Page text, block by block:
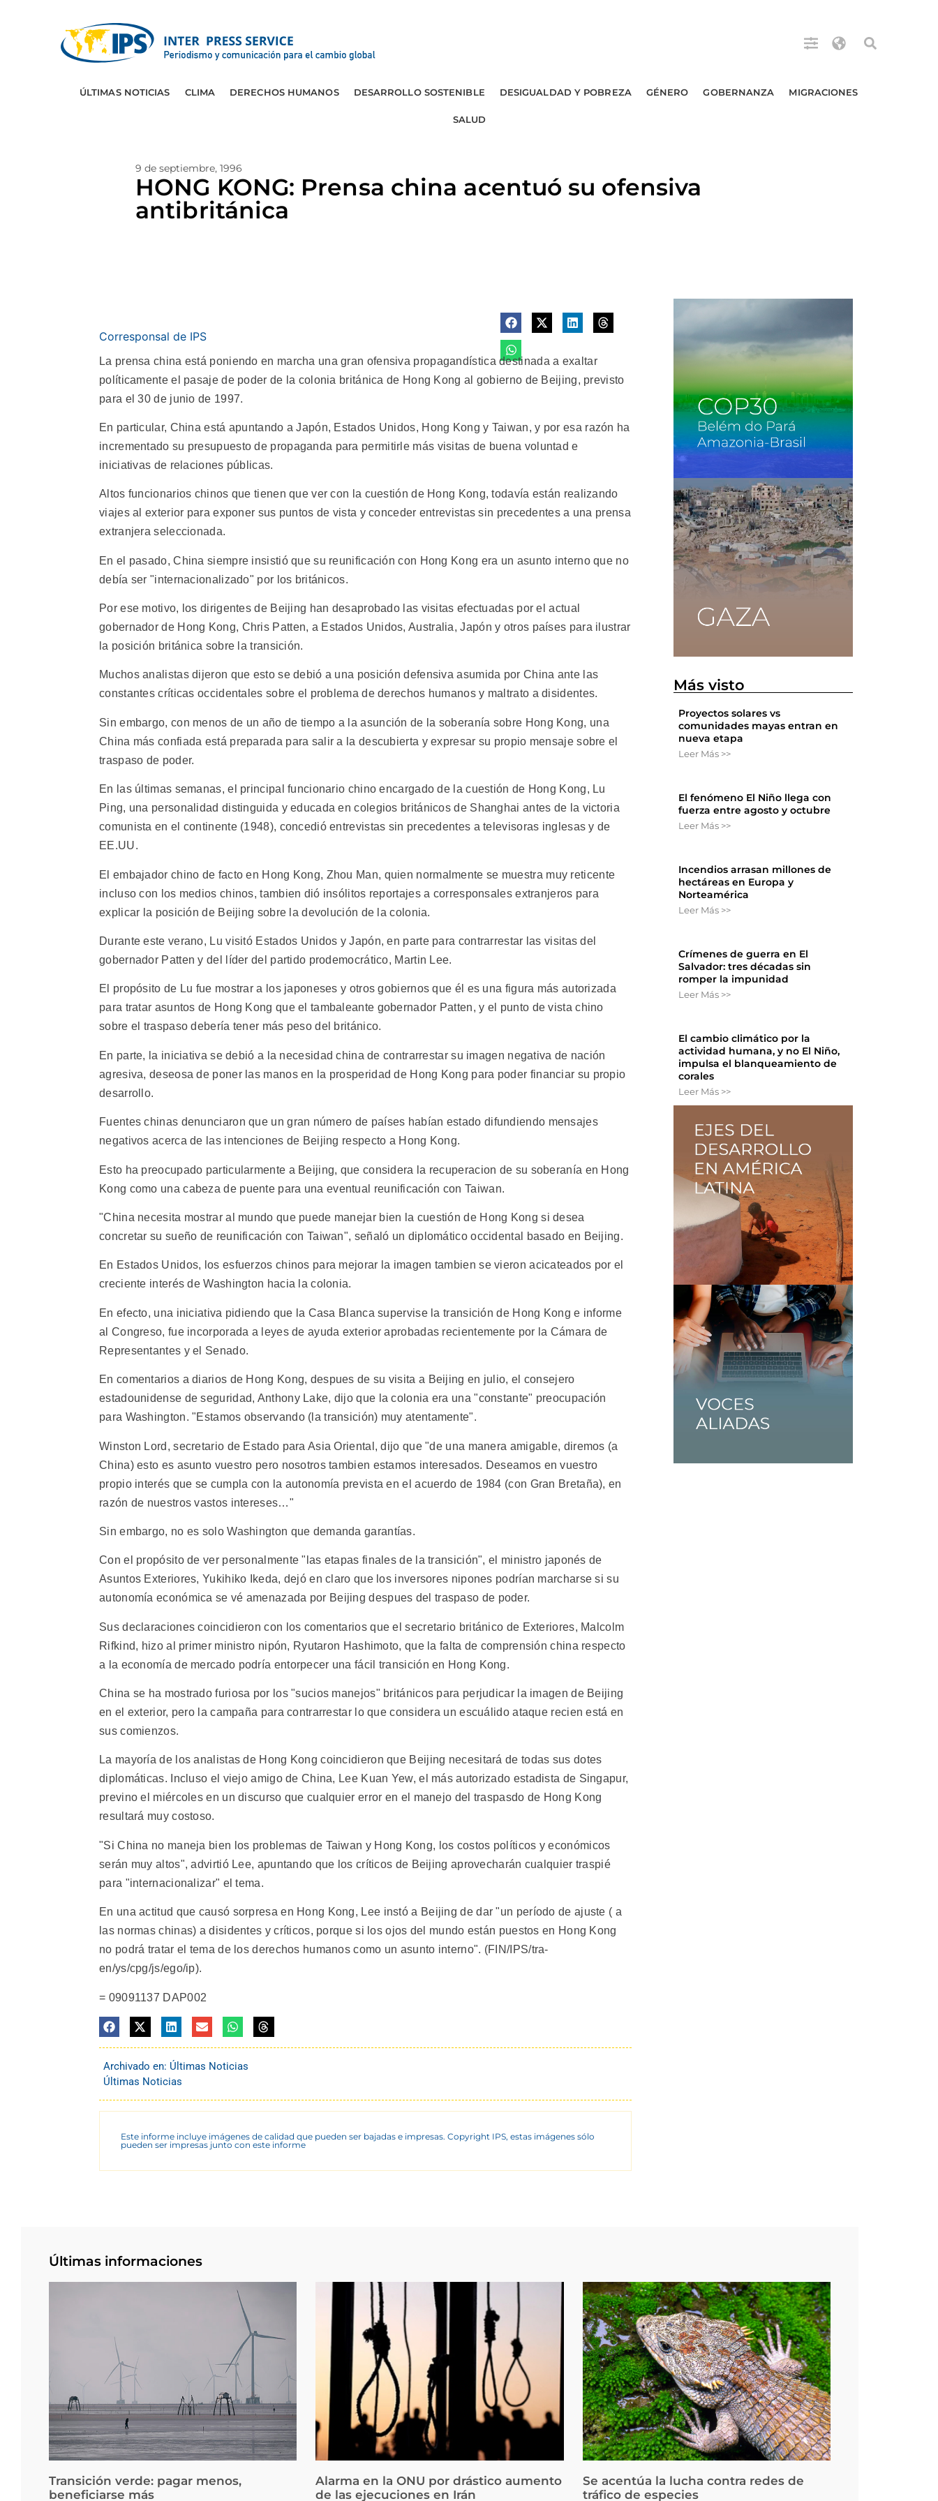
ÚLTIMAS NOTICIAS CLIMA DERECHOS HUMANOS DESARROLLO SOSTENIBLE DESIGUALDAD Y POBREZA GÉNERO GOBERNANZA MIGRACIONES
SALUD
9 de septiembre, 1996
HONG KONG: Prensa china acentuó su ofensiva
antibritánica
Corresponsal de IPS
La prensa china está poniendo en marcha una gran ofensiva propagandística destinada a exaltar
políticamente el pasaje de poder de la colonia británica de Hong Kong al gobierno de Beijing, previsto
para el 30 de junio de 1997.
En particular, China está apuntando a Japón, Estados Unidos, Hong Kong y Taiwan, y por esa razón ha
incrementado su presupuesto de propaganda para permitirle más visitas de buena voluntad e
iniciativas de relaciones públicas.
Altos funcionarios chinos que tienen que ver con la cuestión de Hong Kong, todavía están realizando
viajes al exterior para exponer sus puntos de vista y conceder entrevistas sin precedentes a una prensa
extranjera seleccionada.
En el pasado, China siempre insistió que su reunificación con Hong Kong era un asunto interno que no
debía ser "internacionalizado" por los británicos.
Por ese motivo, los dirigentes de Beijing han desaprobado las visitas efectuadas por el actual
gobernador de Hong Kong, Chris Patten, a Estados Unidos, Australia, Japón y otros países para ilustrar
la posición británica sobre la transición.
Muchos analistas dijeron que esto se debió a una posición defensiva asumida por China ante las
constantes críticas occidentales sobre el problema de derechos humanos y maltrato a disidentes.
Sin embargo, con menos de un año de tiempo a la asunción de la soberanía sobre Hong Kong, una
China más confiada está preparada para salir a la descubierta y expresar su propio mensaje sobre el
traspaso de poder.
En las últimas semanas, el principal funcionario chino encargado de la cuestión de Hong Kong, Lu
Ping, una personalidad distinguida y educada en colegios británicos de Shanghai antes de la victoria
comunista en el continente (1948), concedió entrevistas sin precedentes a televisoras inglesas y de
EE.UU.
El embajador chino de facto en Hong Kong, Zhou Man, quien normalmente se muestra muy reticente
incluso con los medios chinos, tambien dió insólitos reportajes a corresponsales extranjeros para
explicar la posición de Beijing sobre la devolución de la colonia.
Durante este verano, Lu visitó Estados Unidos y Japón, en parte para contrarrestar las visitas del
gobernador Patten y del líder del partido prodemocrático, Martin Lee.
El propósito de Lu fue mostrar a los japoneses y otros gobiernos que él es una figura más autorizada
para tratar asuntos de Hong Kong que el tambaleante gobernador Patten, y el punto de vista chino
sobre el traspaso debería tener más peso del británico.
En parte, la iniciativa se debió a la necesidad china de contrarrestar su imagen negativa de nación
agresiva, deseosa de poner las manos en la prosperidad de Hong Kong para poder financiar su propio
desarrollo.
Fuentes chinas denunciaron que un gran número de países habían estado difundiendo mensajes
negativos acerca de las intenciones de Beijing respecto a Hong Kong.
Esto ha preocupado particularmente a Beijing, que considera la recuperacion de su soberanía en Hong
Kong como una cabeza de puente para una eventual reunificación con Taiwan.
"China necesita mostrar al mundo que puede manejar bien la cuestión de Hong Kong si desea
concretar su sueño de reunificación con Taiwan", señaló un diplomático occidental basado en Beijing.
En Estados Unidos, los esfuerzos chinos para mejorar la imagen tambien se vieron acicateados por el
creciente interés de Washington hacia la colonia.
En efecto, una iniciativa pidiendo que la Casa Blanca supervise la transición de Hong Kong e informe
al Congreso, fue incorporada a leyes de ayuda exterior aprobadas recientemente por la Cámara de
Representantes y el Senado.
En comentarios a diarios de Hong Kong, despues de su visita a Beijing en julio, el consejero
estadounidense de seguridad, Anthony Lake, dijo que la colonia era una "constante" preocupación
para Washington. "Estamos observando (la transición) muy atentamente".
Winston Lord, secretario de Estado para Asia Oriental, dijo que "de una manera amigable, diremos (a
China) esto es asunto vuestro pero nosotros tambien estamos interesados. Deseamos en vuestro
propio interés que se cumpla con la autonomía prevista en el acuerdo de 1984 (con Gran Bretaña), en
razón de nuestros vastos intereses…"
Sin embargo, no es solo Washington que demanda garantías.
Con el propósito de ver personalmente "las etapas finales de la transición", el ministro japonés de
Asuntos Exteriores, Yukihiko Ikeda, dejó en claro que los inversores nipones podrían marcharse si su
autonomía económica se vé amenazada por Beijing despues del traspaso de poder.
Sus declaraciones coincidieron con los comentarios que el secretario británico de Exteriores, Malcolm
Rifkind, hizo al primer ministro nipón, Ryutaron Hashimoto, que la falta de comprensión china respecto
a la economía de mercado podría entorpecer una fácil transición en Hong Kong.
China se ha mostrado furiosa por los "sucios manejos" británicos para perjudicar la imagen de Beijing
en el exterior, pero la campaña para contrarrestar lo que considera un escuálido ataque recien está en
sus comienzos.
La mayoría de los analistas de Hong Kong coincidieron que Beijing necesitará de todas sus dotes
diplomáticas. Incluso el viejo amigo de China, Lee Kuan Yew, el más autorizado estadista de Singapur,
previno el miércoles en un discurso que cualquier error en el manejo del traspasdo de Hong Kong
resultará muy costoso.
"Si China no maneja bien los problemas de Taiwan y Hong Kong, los costos políticos y económicos
serán muy altos", advirtió Lee, apuntando que los críticos de Beijing aprovecharán cualquier traspié
para "internacionalizar" el tema.
En una actitud que causó sorpresa en Hong Kong, Lee instó a Beijing de dar "un período de ajuste ( a
las normas chinas) a disidentes y críticos, porque si los ojos del mundo están puestos en Hong Kong
no podrá tratar el tema de los derechos humanos como un asunto interno". (FIN/IPS/tra-
en/ys/cpg/js/ego/ip).
= 09091137 DAP002
Archivado en: Últimas Noticias
Últimas Noticias
Este informe incluye imágenes de calidad que pueden ser bajadas e impresas. Copyright IPS, estas imágenes sólo
pueden ser impresas junto con este informe
Más visto
Proyectos solares vs
comunidades mayas entran en
nueva etapa
Leer Más >>
El fenómeno El Niño llega con
fuerza entre agosto y octubre
Leer Más >>
Incendios arrasan millones de
hectáreas en Europa y
Norteamérica
Leer Más >>
Crímenes de guerra en El
Salvador: tres décadas sin
romper la impunidad
Leer Más >>
El cambio climático por la
actividad humana, y no El Niño,
impulsa el blanqueamiento de
corales
Leer Más >>
Últimas informaciones
Transición verde: pagar menos,
beneficiarse más
Alarma en la ONU por drástico aumento
de las ejecuciones en Irán
Se acentúa la lucha contra redes de
tráfico de especies